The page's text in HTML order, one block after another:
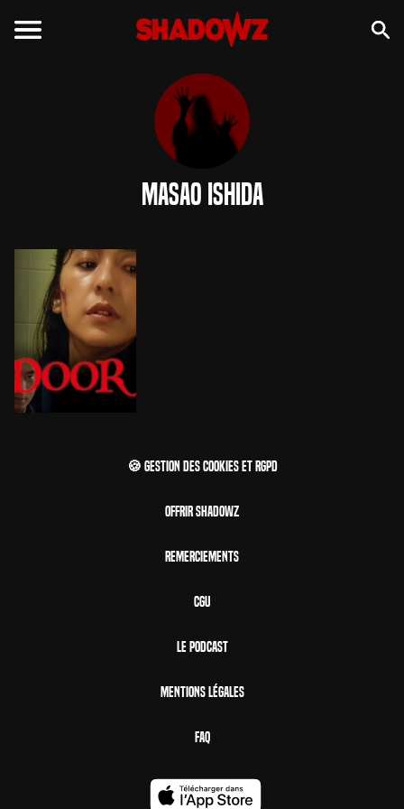
Masao Ishida
🍪 Gestion des cookies et RGPD
Offrir Shadowz
Remerciements
CGU
Le Podcast
Mentions Légales
FAQ